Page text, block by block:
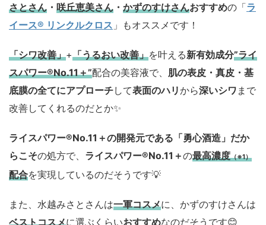
さとさん ・ 咲丘恵美さん ・ かずのすけさんおすすめの「ラ
イース® リンクルクロス 」もオススメです！
「シワ改善」+「うるおい改善」を叶える新有効成分”ライ
スパワー®No.11＋”配合の美容液で、 肌の表皮・真皮・基
底膜の全てにアプローチして表面のハリから深いシワ まで
改善してくれるのだとか✨
ライスパワー®No.11＋の開発元である「勇心酒造」 だか
らこその処方で、 ライスパワー®No.11＋の最高濃度（※1）
配合を実現しているのだそうです💡
また、水越みさとさんは一軍コスメに、かずのすけさんは
ベストコスメに選ぶくらいおすすめなのだそうです😊